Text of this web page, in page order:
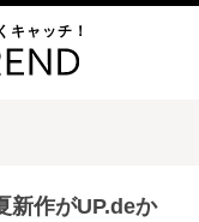
キャッチ！
新作がUP.deか